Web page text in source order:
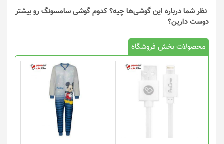
نظر شما درباره این گوشی‌ها چیه؟ کدوم گوشی سامسونگ رو بیشتر
دوست دارین؟
محصولات بخش فروشگاه